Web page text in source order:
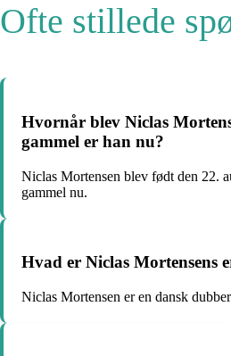
Ofte stillede
Hvornår blev Niclas
gammel er han nu?
Niclas Mortensen blev født den 22.
gammel nu.
Hvad er Niclas Mortensens
Niclas Mortensen er en dansk